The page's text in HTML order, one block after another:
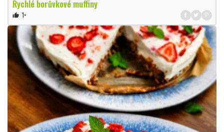
Rychlé borůvkové muffiny
thumb_up 1×